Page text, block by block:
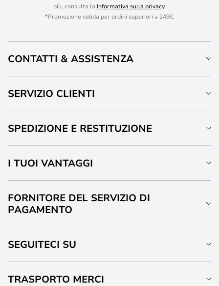
più, consulta la Informativa sulla privacy.
*Promozione valida per ordini superiori a 249€.
CONTATTI & ASSISTENZA
SERVIZIO CLIENTI
SPEDIZIONE E RESTITUZIONE
I TUOI VANTAGGI
FORNITORE DEL SERVIZIO DI
PAGAMENTO
SEGUITECI SU
TRASPORTO MERCI